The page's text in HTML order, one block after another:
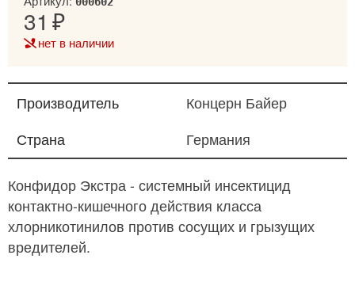
31
нет в наличии
Производитель
Концерн Байер
Страна
Германия
Конфидор Экстра - системный инсектицид
контактно-кишечного действия класса
хлорникотинилов против сосущих и грызущих
вредителей.